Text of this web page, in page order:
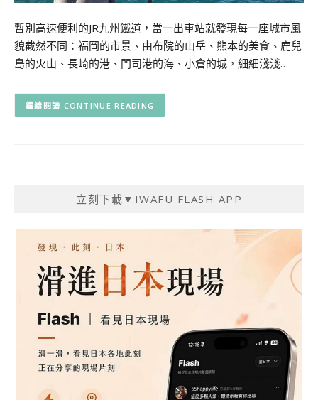
暫別高速便利的JR九州鐵道，當一出車站就發現每一座城市風
貌截然不同：福岡的市景、由布院的山岳、熊本的美食、鹿兒
島的火山、長崎的港、門司港的海、小倉的城，細細淺淺…
CONTINUE READING
立刻下載▼IWAFU FLASH APP